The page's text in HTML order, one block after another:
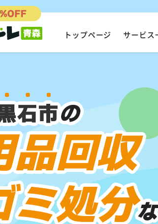
トップページ サービス
石市の
品回収
ミ処分